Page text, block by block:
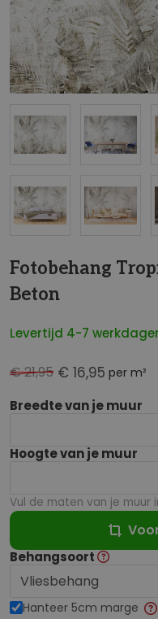
Fotobehang
Beton
Levertijd 4-7
€ 16,95 per m²
€ 21,95
Breedte van je muur
Hoogte van je muur
Vul de maten van je muur
Behangsoort
Hanteer 5cm marge